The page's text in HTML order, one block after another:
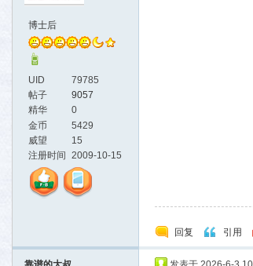
社区
博士后
UID
79785
帖子
9057
精华
0
金币
5429
威望
15
注册时间
2009-10-15
回复 引用